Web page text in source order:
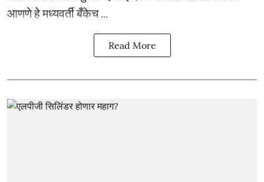
आणणे हे मध्यवर्ती बँकेच ...
Read More